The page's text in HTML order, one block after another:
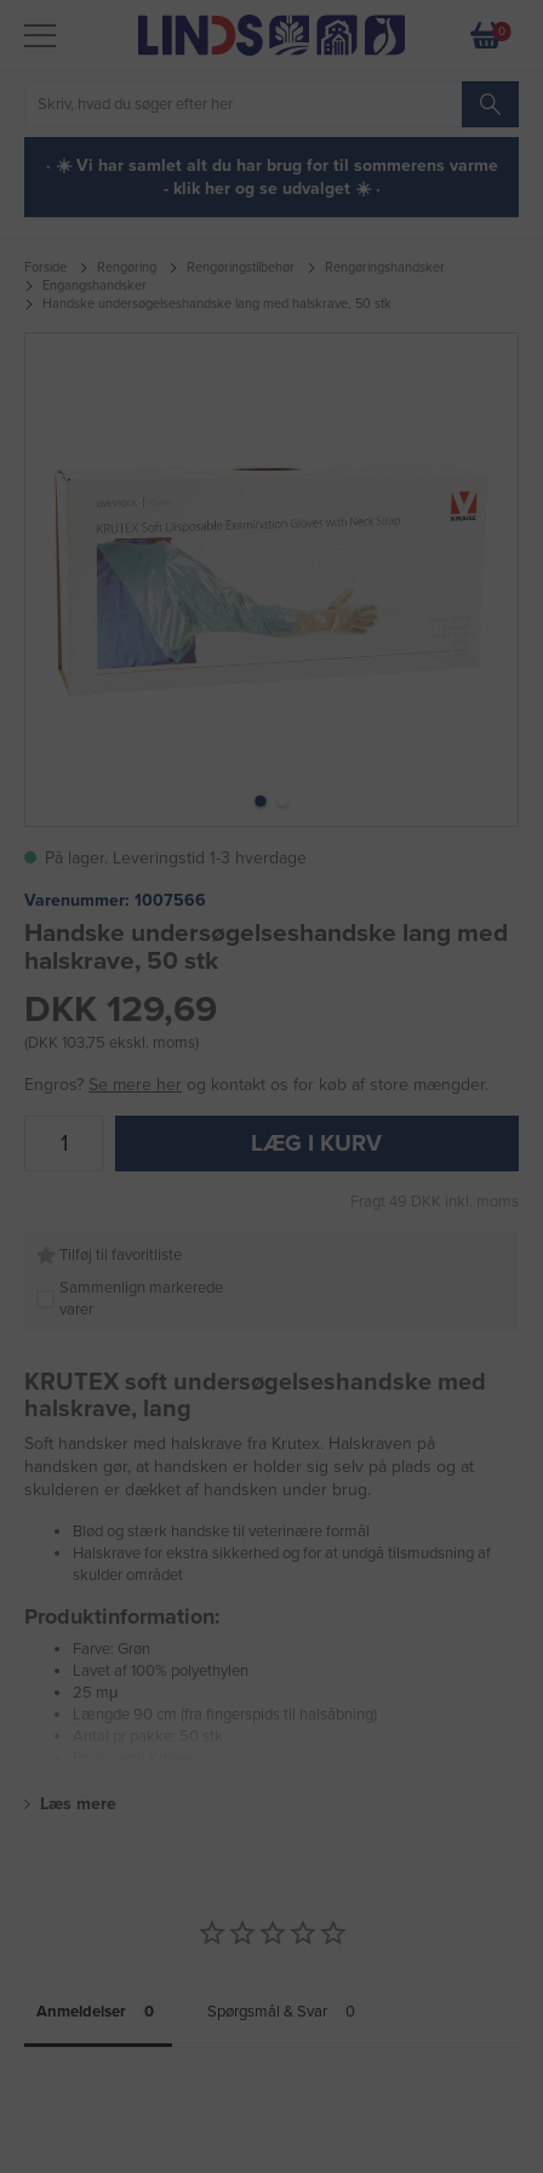
0
· ☀️ Vi har samlet alt du har brug for til sommerens varme
- klik her og se udvalget ☀️ ·
Forside Rengøring Rengøringstilbehør
Rengøringshandsker
Engangshandsker
Handske undersøgelseshandske lang med halskrave, 50 stk
På lager. Leveringstid 1-3 hverdage
Varenummer: 1007566
Handske undersøgelseshandske lang med
halskrave, 50 stk
DKK 129,69
(DKK 103,75 ekskl. moms)
Engros? Se mere her og kontakt os for køb af store mængder.
LÆG I KURV
Fragt 49 DKK inkl. moms
Tilføj til favoritliste
Sammenlign markerede
varer
KRUTEX soft undersøgelseshandske med
halskrave, lang
Soft handsker med halskrave fra Krutex. Halskraven på
handsken gør, at handsken er holder sig selv på plads og at
skulderen er dækket af handsken under brug.
Blød og stærk handske til veterinære formål
Halskrave for ekstra sikkerhed og for at undgå tilsmudsning af
skulder området
Produktinformation:
Farve: Grøn
Lavet af 100% polyethylen
25 mμ
Længde 90 cm (fra fingerspids til halsåbning)
Læs mere
Anmeldelser Spørgsmål & Svar